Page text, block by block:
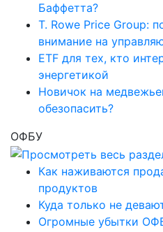
Баффетта?
T. Rowe Price Group:
внимание на
ETF для тех, кто
энергетикой
Новичок на
обезопасить?
ОФБУ
Как наживаются
продуктов
Куда только не
Огромные убытки